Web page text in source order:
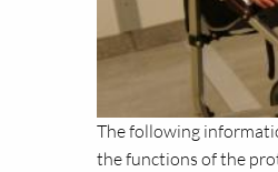
The following
the functions of the